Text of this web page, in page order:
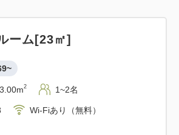
ーム[23㎡]
2 1~2名
Wi-Fiあり（無料）